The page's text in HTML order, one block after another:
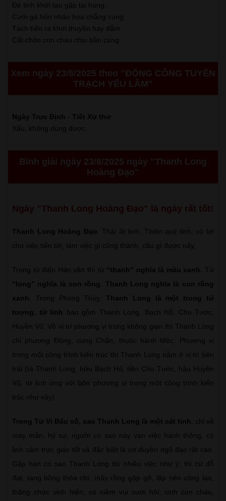
Đê tinh khởi tạo gặp tai hung.
Cưới gả hôn nhân họa chẳng cùng.
Tách bến ra khơi thuyền hay đắm.
Cất chôn con cháu chịu bần cùng.
Xem ngày 23/8/2025 theo "ĐỔNG CÔNG TUYỂN
TRẠCH YẾU LÃM"
Ngày Trưc Định - Tiết Xử thử
Xấu, không dùng được.
Bình giải ngày 23/8/2025 ngày "Thanh Long
Hoàng Đạo"
Ngày "Thanh Long Hoàng Đạo" là ngày rất tốt!
Thanh Long Hoàng Đạo : Thái ất tinh, Thiên quý tinh, có lợi
cho việc tiến tới, làm việc gì cũng thành, cầu gì được nấy.
Trong từ điển Hán văn thì từ “thanh” nghĩa là màu xanh
. Từ
“long” nghĩa là con rồng
Thanh Long nghĩa là con rồng
xanh
. Trong Phong Thủy, Thanh Long là một trong tứ
tượng, tứ linh
bao gồm Thanh Long, Bạch Hổ, Chu Tước,
Huyền Vũ. Về vị trí phương vị trong không gian thì Thanh Long
chỉ phương Đông, cung Chấn, thuộc hành Mộc. Phương vị
trong một công trình kiến trúc thì Thanh Long nằm ở vị trí bên
trái (tả Thanh Long, hữu Bạch Hổ, tiền Chu Tước, hậu Huyền
Vũ, tứ linh ứng với bốn phương vị trong một công trình kiến
trúc như vậy)
Trong Tử Vi Đẩu số, sao Thanh Long là một cát tinh
, chỉ về
may mắn, hỷ sự, người có sao này vạn việc hanh thông, có
linh cảm trực giác tốt và đặc biệt là cơ duyên ngộ đạo rất cao.
Gặp hạn có sao Thanh Long thì nhiều việc như ý, thi cử đỗ
đạt, tang bồng thỏa chí, mây rồng gặp gỡ, lập nên công lao,
thăng chức vinh hiển, có niềm vui cưới hỏi, sinh con cháu,